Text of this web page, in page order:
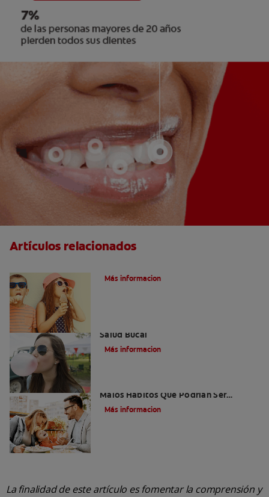
Artículos relacionados
Más informacion
Salud Bucal
Más informacion
Malos Hábitos Que Podrían Ser
Dañinos
Más informacion
La finalidad de este artículo es fomentar la comprensión y